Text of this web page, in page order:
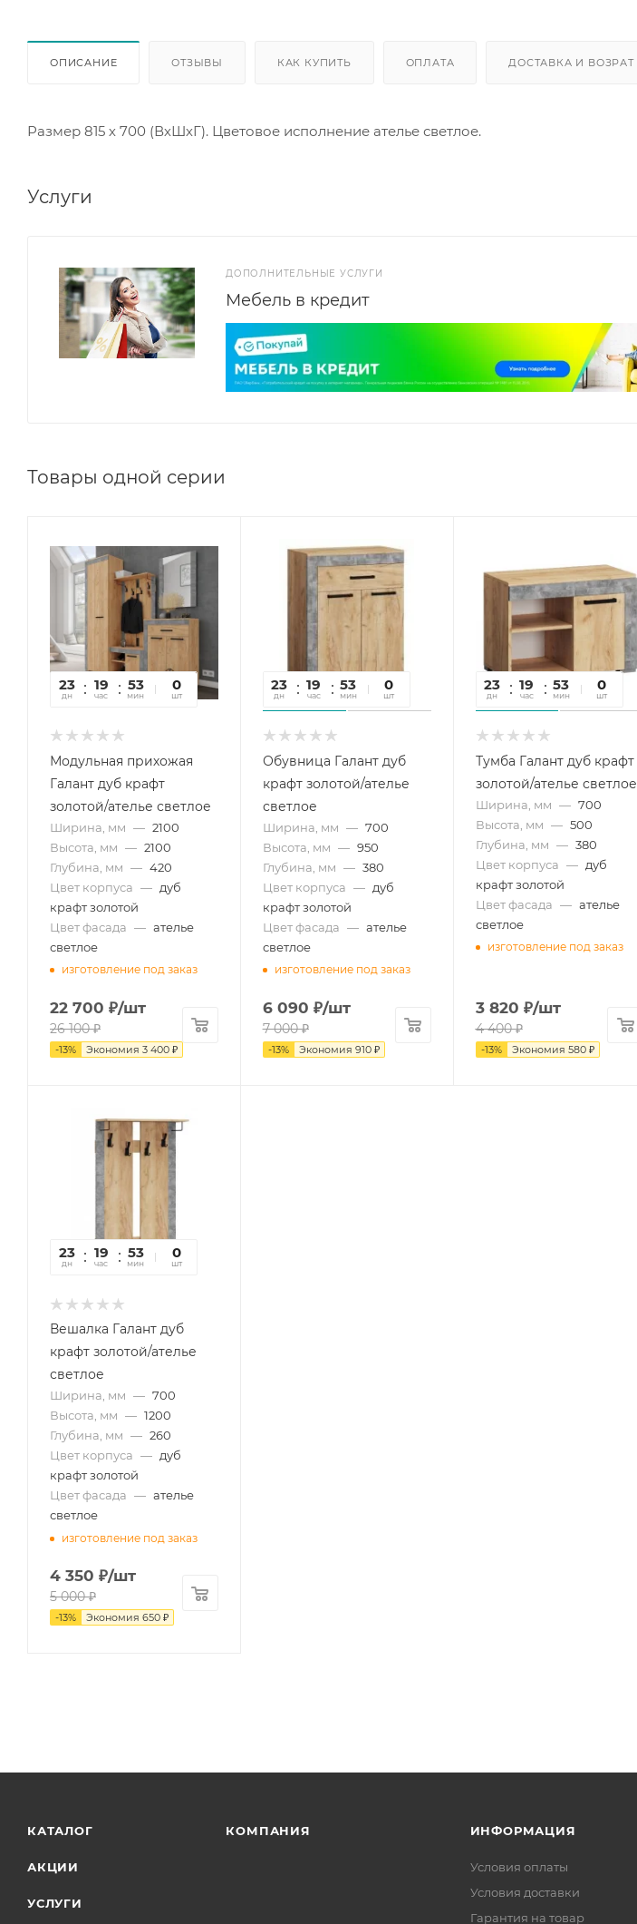
ОПИСАНИЕ ОТЗЫВЫ КАК КУПИТЬ ОПЛАТА ДОСТАВКА И ВОЗРАТ
Размер 815 х 700 (ВхШхГ). Цветовое исполнение ателье светлое.
Услуги
ДОПОЛНИТЕЛЬНЫЕ УСЛУГИ
Мебель в кредит
Товары одной серии
23
дн
19
час
53
мин
12
сек
0
шт
Модульная прихожая
Галант дуб крафт
золотой/ателье светлое
Ширина, мм — 2100
Высота, мм — 2100
Глубина, мм — 420
Цвет корпуса — дуб
крафт золотой
Цвет фасада — ателье
светлое
изготовление под заказ
22 700 ₽/шт
26 100₽
-13% Экономия 3 400 ₽
23
дн
19
час
53
мин
12
сек
0
шт
Обувница Галант дуб
крафт золотой/ателье
светлое
Ширина, мм — 700
Высота, мм — 950
Глубина, мм — 380
Цвет корпуса — дуб
крафт золотой
Цвет фасада — ателье
светлое
изготовление под заказ
6 090 ₽/шт
7 000₽
-13% Экономия 910₽
23
дн
19
час
53
мин
12
сек
0
шт
Тумба Галант дуб крафт
золотой/ателье светлое
Ширина, мм — 700
Высота, мм — 500
Глубина, мм — 380
Цвет корпуса — дуб
крафт золотой
Цвет фасада — ателье
светлое
изготовление под заказ
3 820 ₽/шт
4 400₽
-13% Экономия 580₽
23
дн
19
час
53
мин
12
сек
0
шт
Вешалка Галант дуб
крафт золотой/ателье
светлое
Ширина, мм — 700
Высота, мм — 1200
Глубина, мм — 260
Цвет корпуса — дуб
крафт золотой
Цвет фасада — ателье
светлое
изготовление под заказ
4 350 ₽/шт
5 000₽
-13% Экономия 650 ₽
КАТАЛОГ
АКЦИИ
УСЛУГИ
КОМПАНИЯ ИНФОРМАЦИЯ
Условия оплаты
Условия доставки
Гарантия на товар